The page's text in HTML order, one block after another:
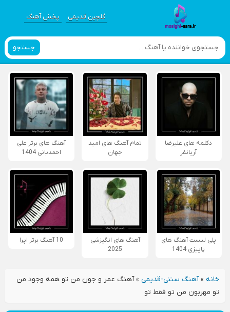
گلچین قدیمی پخش آهنگ
جستجو
دکلمه های علیرضا
آریانفر
تمام آهنگ های امید
جهان
آهنگ های برتر علی
احمدیانی 1404
پلی لیست آهنگ های
پاییزی 1404
آهنگ های انگیزشی
2025
10 آهنگ برتر اپرا
خانه»آهنگ سنتی-قدیمی»آهنگ عمر و جون من تو همه وجود من
تو مهربون من تو فقط تو